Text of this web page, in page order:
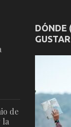
de
la
DÓNDE